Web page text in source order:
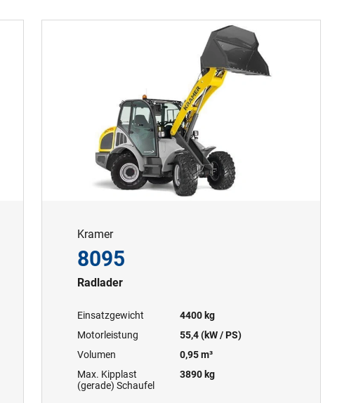
Kramer
8095
Radlader
Einsatzgewicht
4400 kg
Motorleistung
55,4 (kW / PS)
Volumen
0,95 m³
Max. Kipplast
(gerade) Schaufel
3890 kg